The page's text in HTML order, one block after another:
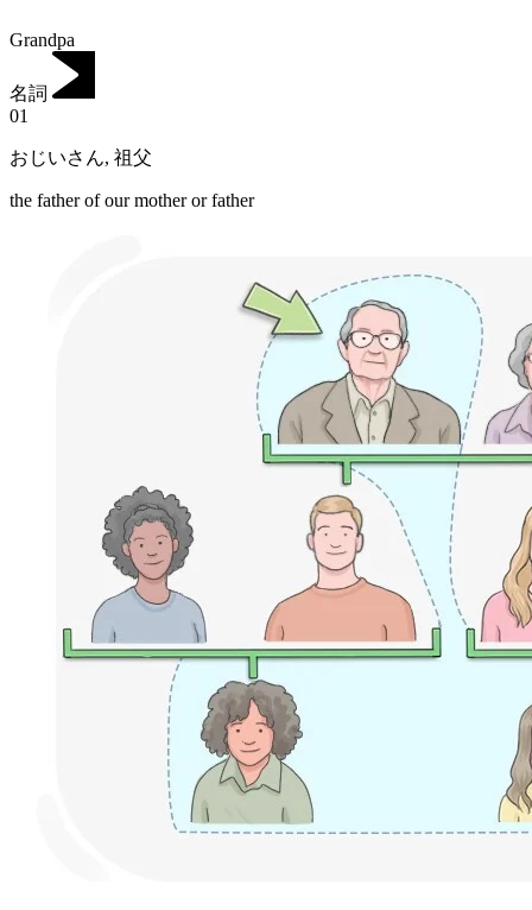
Grandpa
名詞
01
おじいさん, 祖父
the father of our mother or father